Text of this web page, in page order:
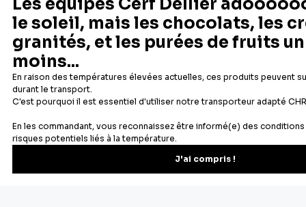
Ajouter au panier
Aperçu rapide
Rupture de stock
1 2 3 Suivant
Des souvenirs d'enfance retrouvés dans les bonnes odeurs se
dégageant d'un gâteau dans le four, des moments de
partages en famille... nous avons tous une raison d'aimer la